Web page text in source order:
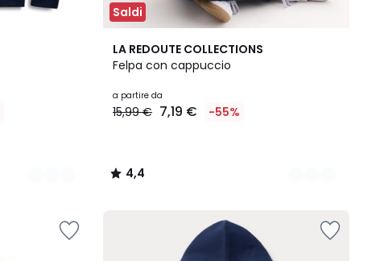
Saldi
LA REDOUTE COLLECTIONS
Felpa con cappuccio
a partire da
15,99 € 7,19 € -55%
4,4
/ 5
2
Colori
4,4
/